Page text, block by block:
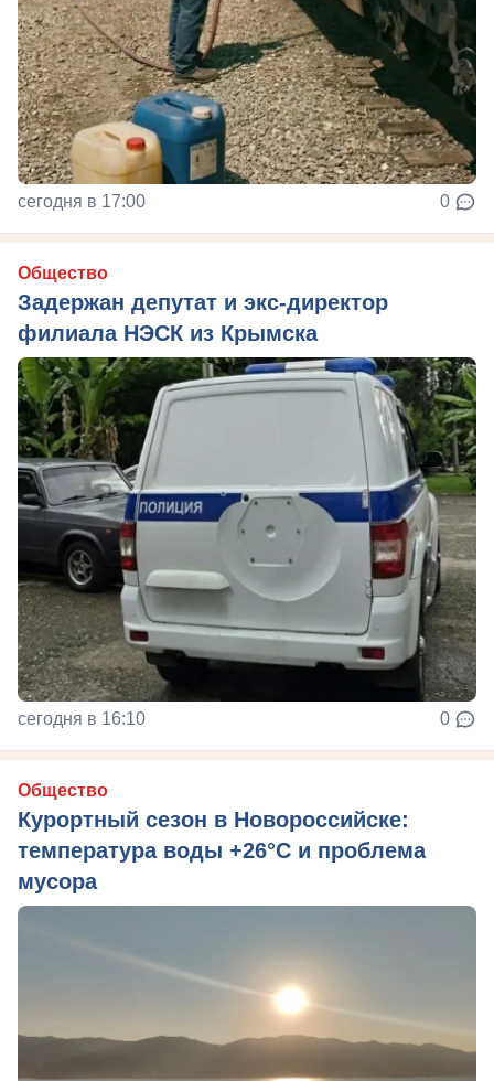
сегодня в 17:00 0
Общество
Задержан депутат и экс-директор
филиала НЭСК из Крымска
сегодня в 16:10 0
Общество
Курортный сезон в Новороссийске:
температура воды +26°C и проблема
мусора